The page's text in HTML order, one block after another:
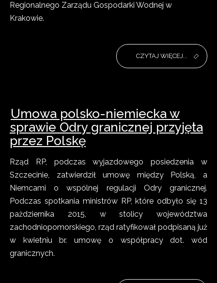
Regionalnego Zarządu Gospodarki Wodnej w
Krakowie.
CZYTAJ WIĘCEJ...
Umowa polsko-niemiecka w
sprawie Odry granicznej przyjęta
przez Polskę
Rząd RP, podczas wyjazdowego posiedzenia w
Szczecinie, zatwierdził umowę między Polską, a
Niemcami o wspólnej regulacji Odry granicznej.
Podczas spotkania ministrów RP, które odbyło się 13
pażdziernika 2015, w stolicy województwa
zachodniopomorskiego, rząd ratyfikował podpisaną już
w kwietniu br. umowę o współpracy dot. wód
granicznych.